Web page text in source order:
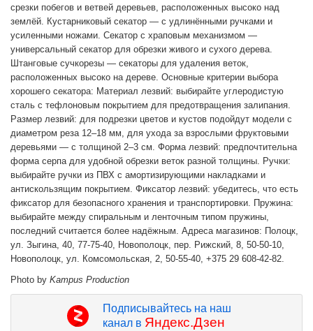
срезки побегов и ветвей деревьев, расположенных высоко над
землёй. Кустарниковый секатор — с удлинёнными ручками и
усиленными ножами. Секатор с храповым механизмом —
универсальный секатор для обрезки живого и сухого дерева.
Штанговые сучкорезы — секаторы для удаления веток,
расположенных высоко на дереве. Основные критерии выбора
хорошего секатора: Материал лезвий: выбирайте углеродистую
сталь с тефлоновым покрытием для предотвращения залипания.
Размер лезвий: для подрезки цветов и кустов подойдут модели с
диаметром реза 12–18 мм, для ухода за взрослыми фруктовыми
деревьями — с толщиной 2–3 см. Форма лезвий: предпочтительна
форма серпа для удобной обрезки веток разной толщины. Ручки:
выбирайте ручки из ПВХ с амортизирующими накладками и
антискользящим покрытием. Фиксатор лезвий: убедитесь, что есть
фиксатор для безопасного хранения и транспортировки. Пружина:
выбирайте между спиральным и ленточным типом пружины,
последний считается более надёжным. Адреса магазинов: Полоцк,
ул. Зыгина, 40, 77-75-40, Новополоцк, пер. Рижский, 8, 50-50-10,
Новополоцк, ул. Комсомольская, 2, 50-55-40, +375 29 608-42-82.
Photo by Kampus Production
Подписывайтесь на наш
канал в Яндекс.Дзен